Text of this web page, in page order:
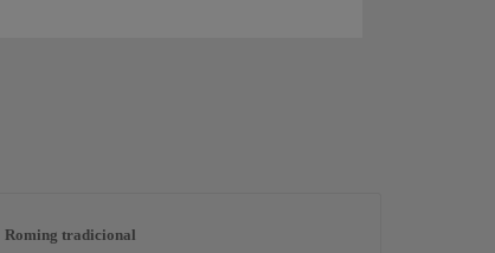
Roming tradicional